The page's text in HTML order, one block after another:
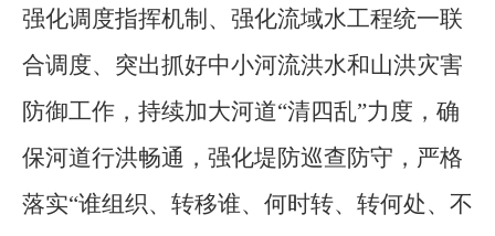
强化调度指挥机制、强化流域水工程统一联
合调度、突出抓好中小河流洪水和山洪灾害
防御工作，持续加大河道“清四乱”力度，确
保河道行洪畅通，强化堤防巡查防守，严格
落实“谁组织、转移谁、何时转、转何处、不